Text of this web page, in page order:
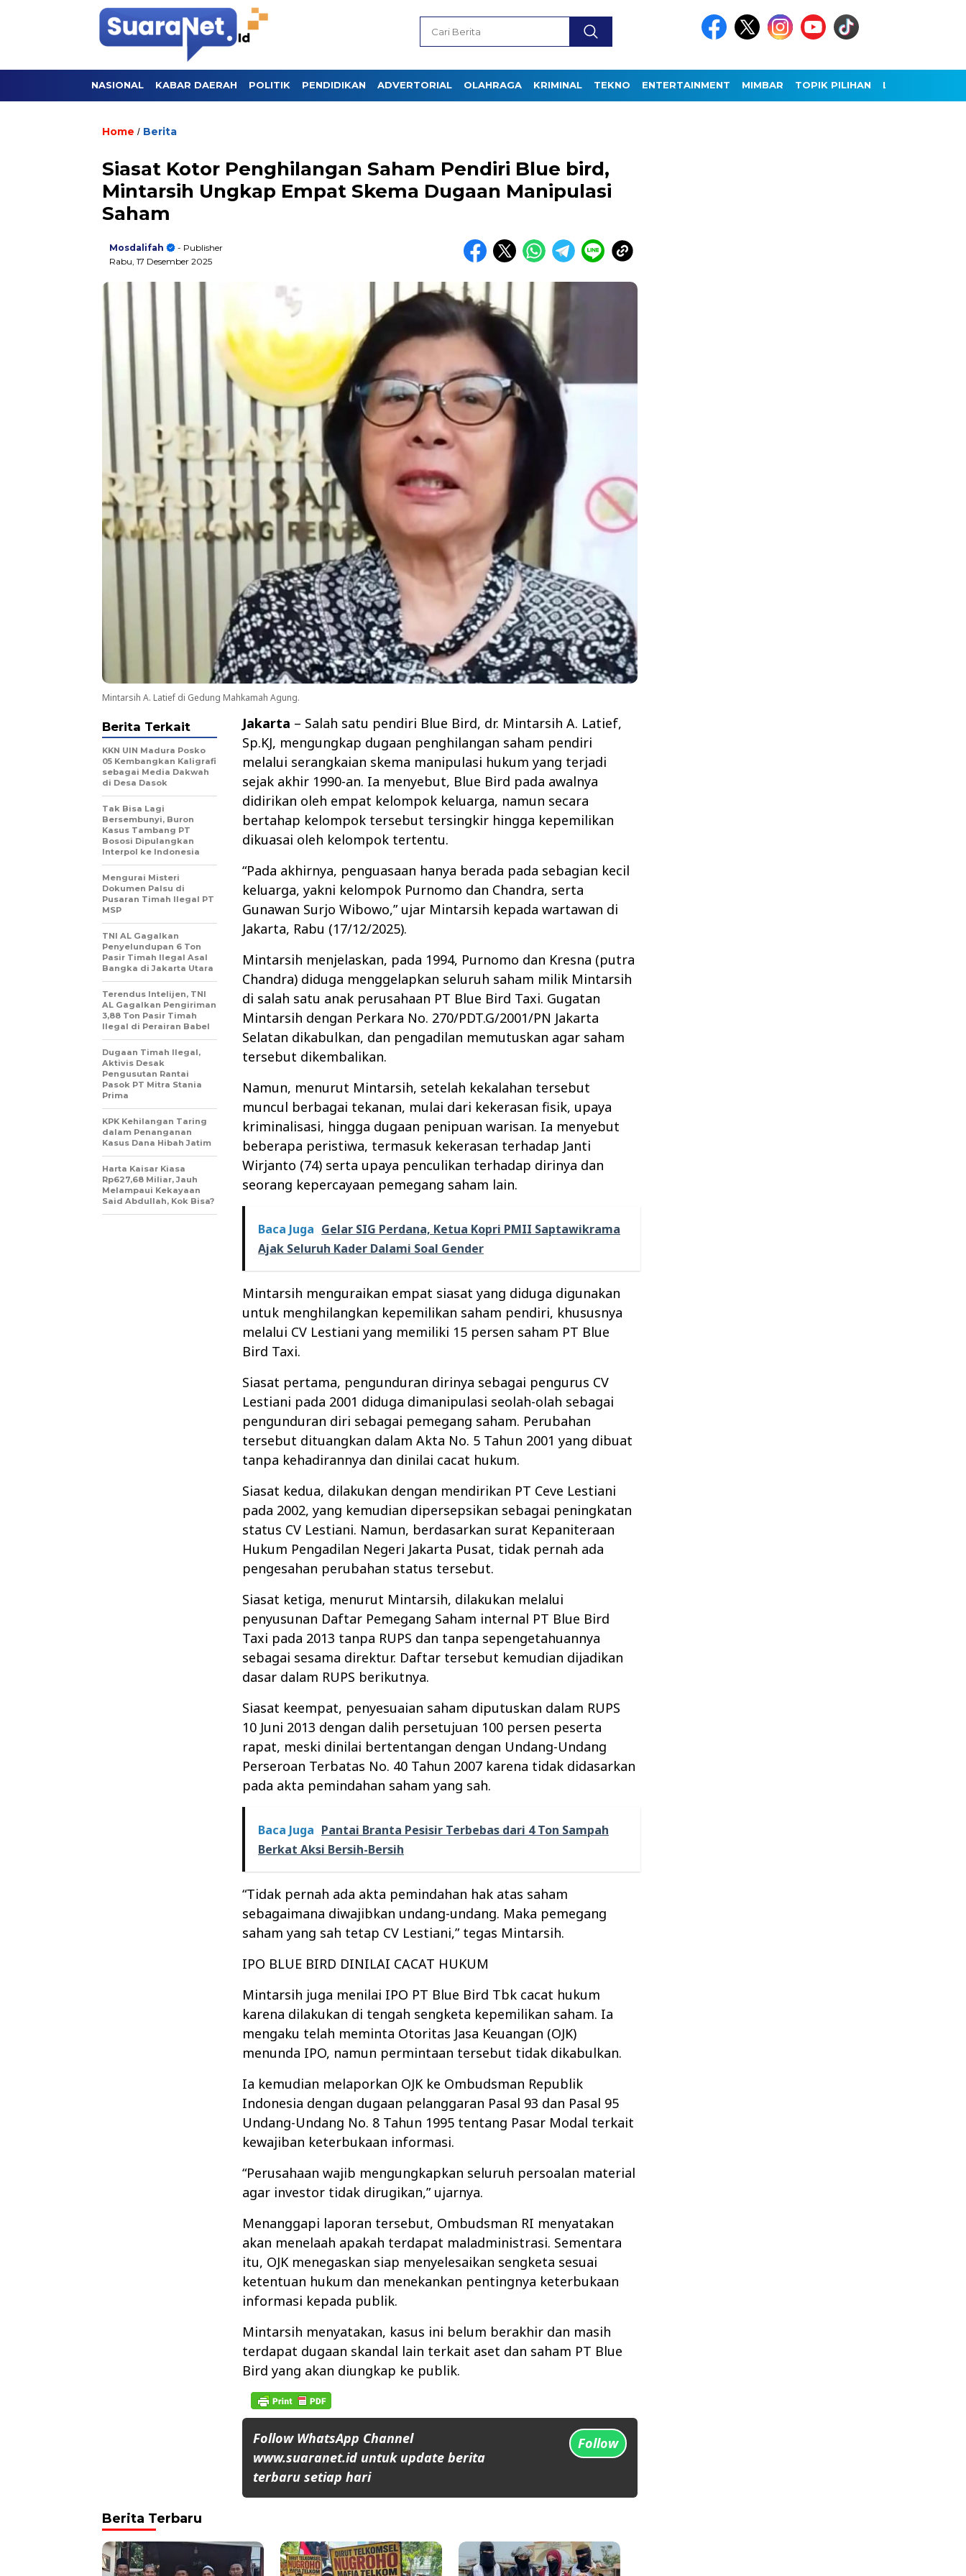
NASIONAL KABAR DAERAH POLITIK PENDIDIKAN ADVERTORIAL OLAHRAGA KRIMINAL TEKNO ENTERTAINMENT MIMBAR TOPIK PILIHAN LAINNYA
Home / Berita
Siasat Kotor Penghilangan Saham Pendiri Blue bird,
Mintarsih Ungkap Empat Skema Dugaan Manipulasi
Saham
Mosdalifah
- Publisher
Rabu, 17 Desember 2025
Mintarsih A. Latief di Gedung Mahkamah Agung.
Jakarta – Salah satu pendiri Blue Bird, dr. Mintarsih A. Latief,
Sp.KJ, mengungkap dugaan penghilangan saham pendiri
melalui serangkaian skema manipulasi hukum yang terjadi
sejak akhir 1990-an. Ia menyebut, Blue Bird pada awalnya
didirikan oleh empat kelompok keluarga, namun secara
bertahap kelompok tersebut tersingkir hingga kepemilikan
dikuasai oleh kelompok tertentu.
“Pada akhirnya, penguasaan hanya berada pada sebagian kecil
keluarga, yakni kelompok Purnomo dan Chandra, serta
Gunawan Surjo Wibowo,” ujar Mintarsih kepada wartawan di
Jakarta, Rabu (17/12/2025).
Mintarsih menjelaskan, pada 1994, Purnomo dan Kresna (putra
Chandra) diduga menggelapkan seluruh saham milik Mintarsih
di salah satu anak perusahaan PT Blue Bird Taxi. Gugatan
Mintarsih dengan Perkara No. 270/PDT.G/2001/PN Jakarta
Selatan dikabulkan, dan pengadilan memutuskan agar saham
tersebut dikembalikan.
Namun, menurut Mintarsih, setelah kekalahan tersebut
muncul berbagai tekanan, mulai dari kekerasan fisik, upaya
kriminalisasi, hingga dugaan penipuan warisan. Ia menyebut
beberapa peristiwa, termasuk kekerasan terhadap Janti
Wirjanto (74) serta upaya penculikan terhadap dirinya dan
seorang kepercayaan pemegang saham lain.
Baca Juga Gelar SIG Perdana, Ketua Kopri PMII Saptawikrama
Ajak Seluruh Kader Dalami Soal Gender
Mintarsih menguraikan empat siasat yang diduga digunakan
untuk menghilangkan kepemilikan saham pendiri, khususnya
melalui CV Lestiani yang memiliki 15 persen saham PT Blue
Bird Taxi.
Siasat pertama, pengunduran dirinya sebagai pengurus CV
Lestiani pada 2001 diduga dimanipulasi seolah-olah sebagai
pengunduran diri sebagai pemegang saham. Perubahan
tersebut dituangkan dalam Akta No. 5 Tahun 2001 yang dibuat
tanpa kehadirannya dan dinilai cacat hukum.
Siasat kedua, dilakukan dengan mendirikan PT Ceve Lestiani
pada 2002, yang kemudian dipersepsikan sebagai peningkatan
status CV Lestiani. Namun, berdasarkan surat Kepaniteraan
Hukum Pengadilan Negeri Jakarta Pusat, tidak pernah ada
pengesahan perubahan status tersebut.
Siasat ketiga, menurut Mintarsih, dilakukan melalui
penyusunan Daftar Pemegang Saham internal PT Blue Bird
Taxi pada 2013 tanpa RUPS dan tanpa sepengetahuannya
sebagai sesama direktur. Daftar tersebut kemudian dijadikan
dasar dalam RUPS berikutnya.
Siasat keempat, penyesuaian saham diputuskan dalam RUPS
10 Juni 2013 dengan dalih persetujuan 100 persen peserta
rapat, meski dinilai bertentangan dengan Undang-Undang
Perseroan Terbatas No. 40 Tahun 2007 karena tidak didasarkan
pada akta pemindahan saham yang sah.
Baca Juga Pantai Branta Pesisir Terbebas dari 4 Ton Sampah
Berkat Aksi Bersih-Bersih
“Tidak pernah ada akta pemindahan hak atas saham
sebagaimana diwajibkan undang-undang. Maka pemegang
saham yang sah tetap CV Lestiani,” tegas Mintarsih.
IPO BLUE BIRD DINILAI CACAT HUKUM
Mintarsih juga menilai IPO PT Blue Bird Tbk cacat hukum
karena dilakukan di tengah sengketa kepemilikan saham. Ia
mengaku telah meminta Otoritas Jasa Keuangan (OJK)
menunda IPO, namun permintaan tersebut tidak dikabulkan.
Ia kemudian melaporkan OJK ke Ombudsman Republik
Indonesia dengan dugaan pelanggaran Pasal 93 dan Pasal 95
Undang-Undang No. 8 Tahun 1995 tentang Pasar Modal terkait
kewajiban keterbukaan informasi.
“Perusahaan wajib mengungkapkan seluruh persoalan material
agar investor tidak dirugikan,” ujarnya.
Menanggapi laporan tersebut, Ombudsman RI menyatakan
akan menelaah apakah terdapat maladministrasi. Sementara
itu, OJK menegaskan siap menyelesaikan sengketa sesuai
ketentuan hukum dan menekankan pentingnya keterbukaan
informasi kepada publik.
Mintarsih menyatakan, kasus ini belum berakhir dan masih
terdapat dugaan skandal lain terkait aset dan saham PT Blue
Bird yang akan diungkap ke publik.
Follow WhatsApp Channel
www.suaranet.id untuk update berita
terbaru setiap hari
Follow
Berita Terkait
KKN UIN Madura Posko
05 Kembangkan Kaligrafi
sebagai Media Dakwah
di Desa Dasok
Tak Bisa Lagi
Bersembunyi, Buron
Kasus Tambang PT
Bososi Dipulangkan
Interpol ke Indonesia
Mengurai Misteri
Dokumen Palsu di
Pusaran Timah Ilegal PT
MSP
TNI AL Gagalkan
Penyelundupan 6 Ton
Pasir Timah Ilegal Asal
Bangka di Jakarta Utara
Terendus Intelijen, TNI
AL Gagalkan Pengiriman
3,88 Ton Pasir Timah
Ilegal di Perairan Babel
Dugaan Timah Ilegal,
Aktivis Desak
Pengusutan Rantai
Pasok PT Mitra Stania
Prima
KPK Kehilangan Taring
dalam Penanganan
Kasus Dana Hibah Jatim
Harta Kaisar Kiasa
Rp627,68 Miliar, Jauh
Melampaui Kekayaan
Said Abdullah, Kok Bisa?
Berita Terbaru